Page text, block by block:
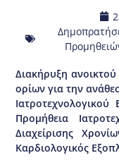
Διακήρυξη
ορίων για την
Προμήθεια
Διαχείρισης
Καρδιολογικός